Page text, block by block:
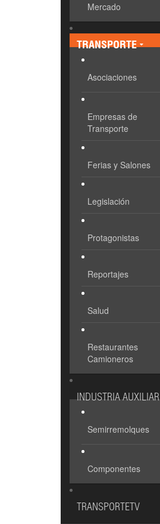
Mercado
TRANSPORTE
Asociaciones
Empresas de
Transporte
Ferias y Salones
Legislación
Protagonistas
Reportajes
Salud
Restaurantes
Camioneros
INDUSTRIA AUXILIAR
Semirremolques
Componentes
TRANSPORTETV